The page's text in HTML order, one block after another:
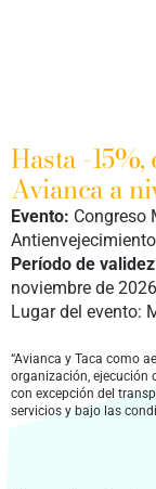
Hasta -
Avianca a
Evento: Congreso
Período de
noviembre de
Lugar del evento:
“Avianca y Taca como
organización, ejecución
con excepción del
servicios y bajo las